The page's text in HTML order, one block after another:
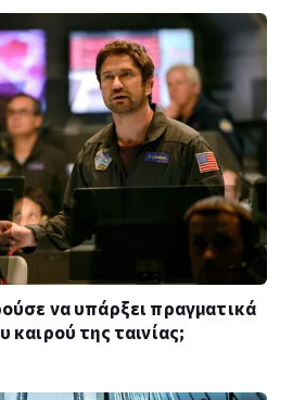
να υπάρξει πραγματικά
καιρού της ταινίας;